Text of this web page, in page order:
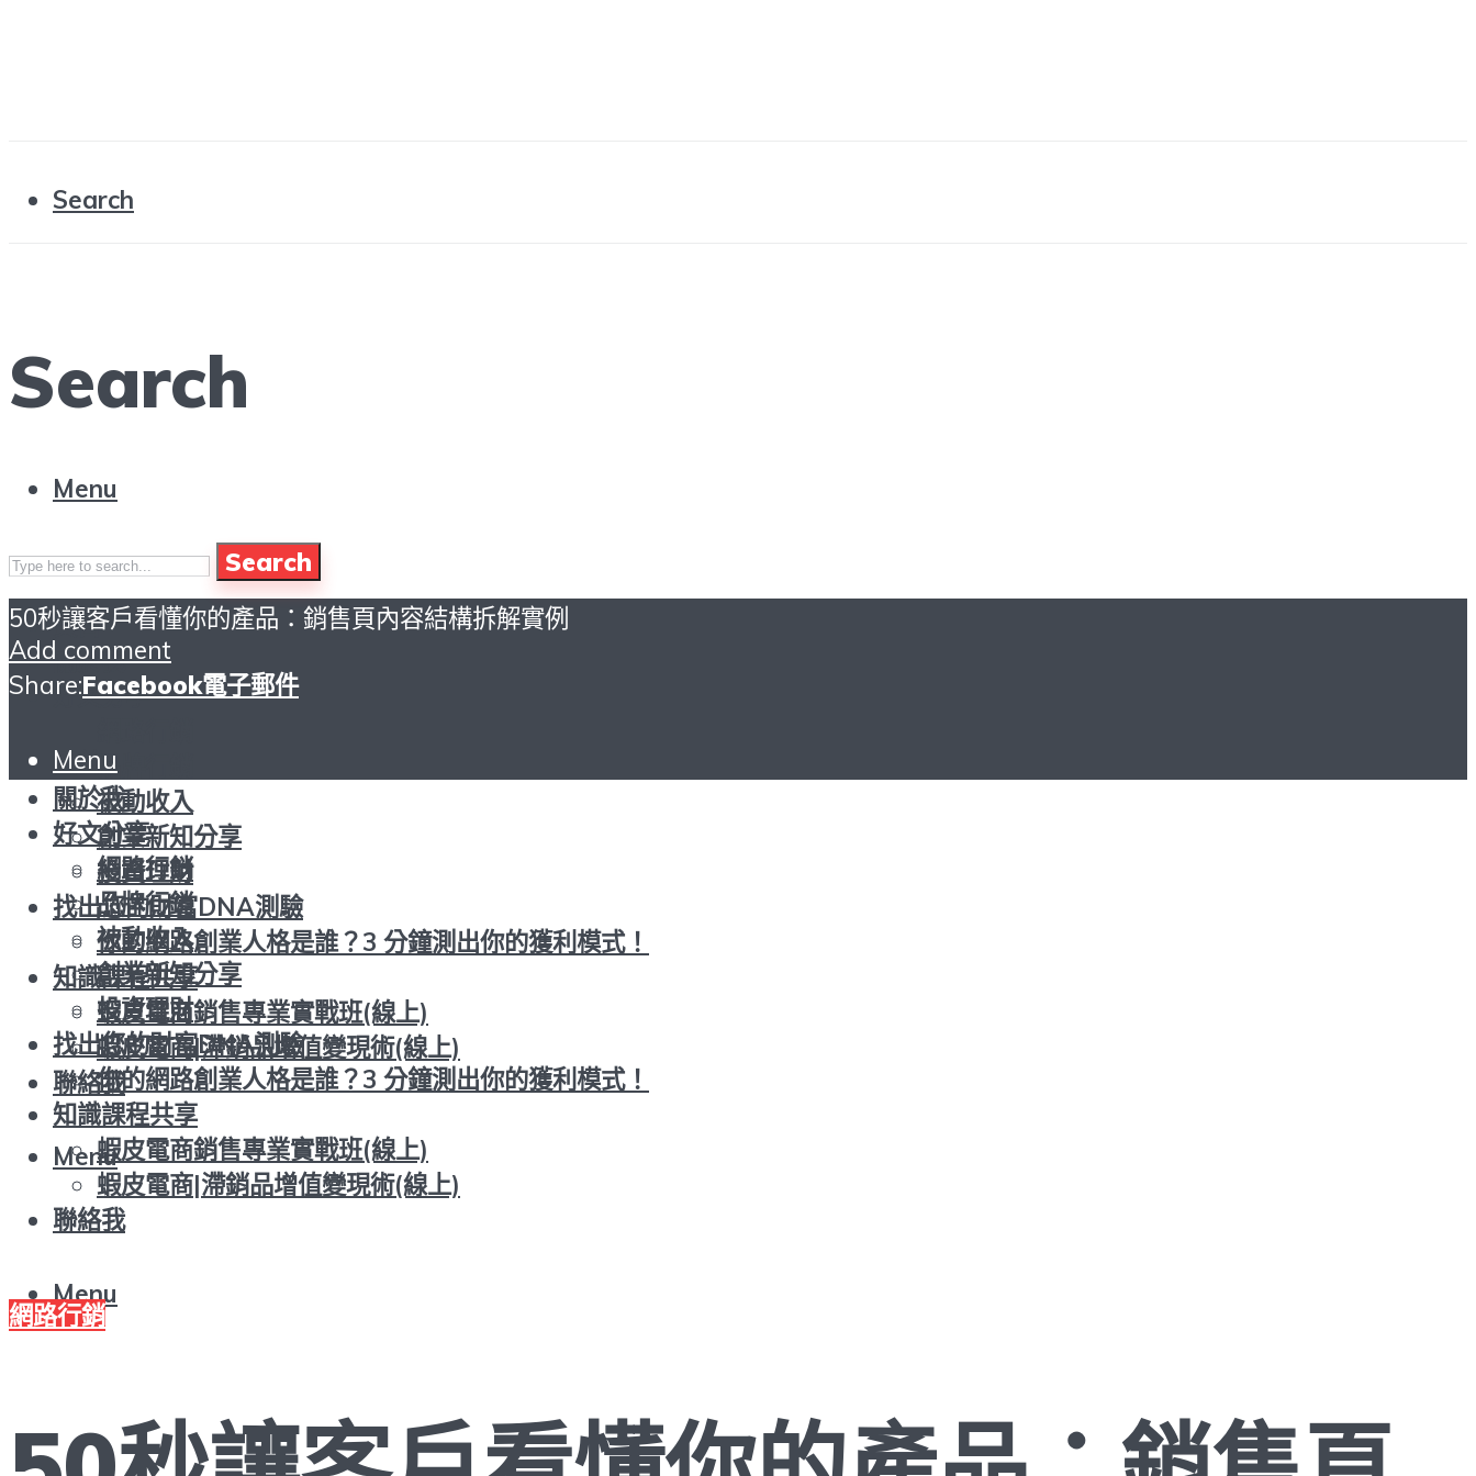
Search
Search
Search
頁首
關於我
好文分享
品牌行銷
被動收入
創業新知分享
投資理財
找出您的財富DNA測驗
你的網路創業人格是誰？3 分鐘測出你的獲利模式！
知識課程共享
蝦皮電商銷售專業實戰班(線上)
蝦皮電商|滯銷品增值變現術(線上)
聯絡我
Menu
Menu
頁首
關於我
好文分享
網路行銷
品牌行銷
被動收入
創業新知分享
投資理財
找出您的財富DNA測驗
你的網路創業人格是誰？3 分鐘測出你的獲利模式！
知識課程共享
蝦皮電商銷售專業實戰班(線上)
蝦皮電商|滯銷品增值變現術(線上)
聯絡我
Menu
50秒讓客戶看懂你的產品：銷售頁內容結構拆解實例
Add comment
Share:Facebook電子郵件
Menu
網路行銷